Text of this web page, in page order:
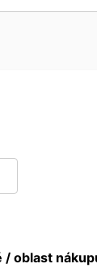
/ oblast